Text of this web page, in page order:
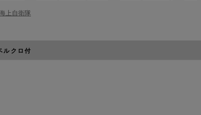
上自衛隊
クロ付